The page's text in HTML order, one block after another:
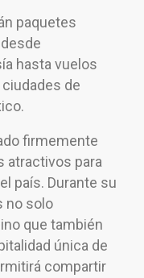
paquetes
hasta vuelos
de
firmemente
atractivos para
país. Durante su
no solo
que también
única de
compartir